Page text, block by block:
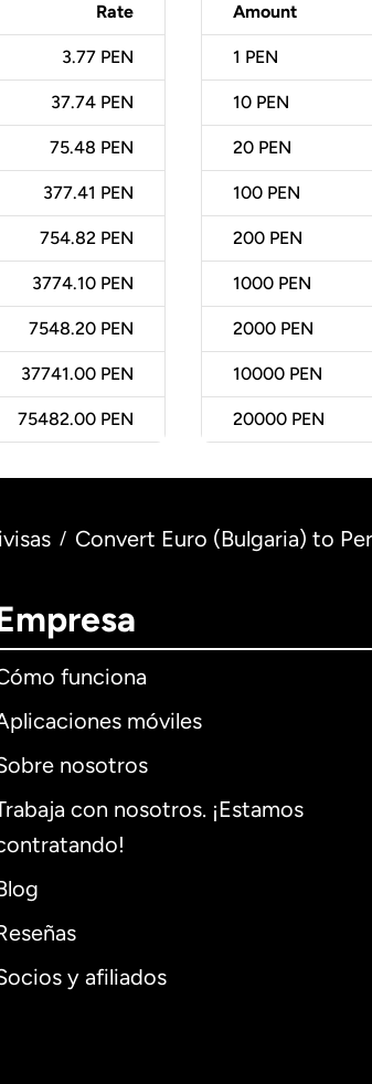
Rate
3.77 PEN
37.74 PEN
75.48 PEN
377.41 PEN
754.82 PEN
3774.10 PEN
7548.20 PEN
37741.00 PEN
75482.00 PEN
Amount
1 PEN
10 PEN
20 PEN
100 PEN
200 PEN
1000 PEN
2000 PEN
10000 PEN
20000 PEN
/ Convert Euro (Bulgaria) to
funciona
móviles
nosotros
con nosotros. ¡Estamos
y afiliados